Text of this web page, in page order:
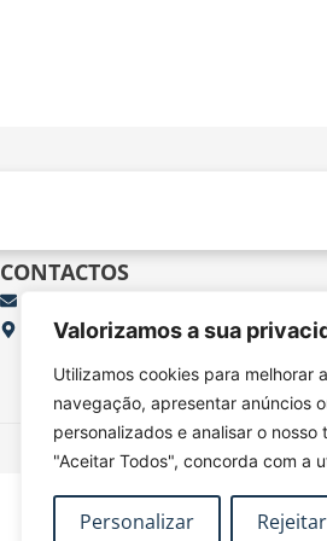
Valorizamos a sua
Utilizamos cookies para melhorar
navegação, apresentar anúncios
personalizados e analisar o nosso
"Aceitar Todos", concorda com a
Personalizar Rejeitar
CONTACTOS
FUNDEC - IST - DECivil
Av. Rovisco Pais, 1049-001 Lisboa